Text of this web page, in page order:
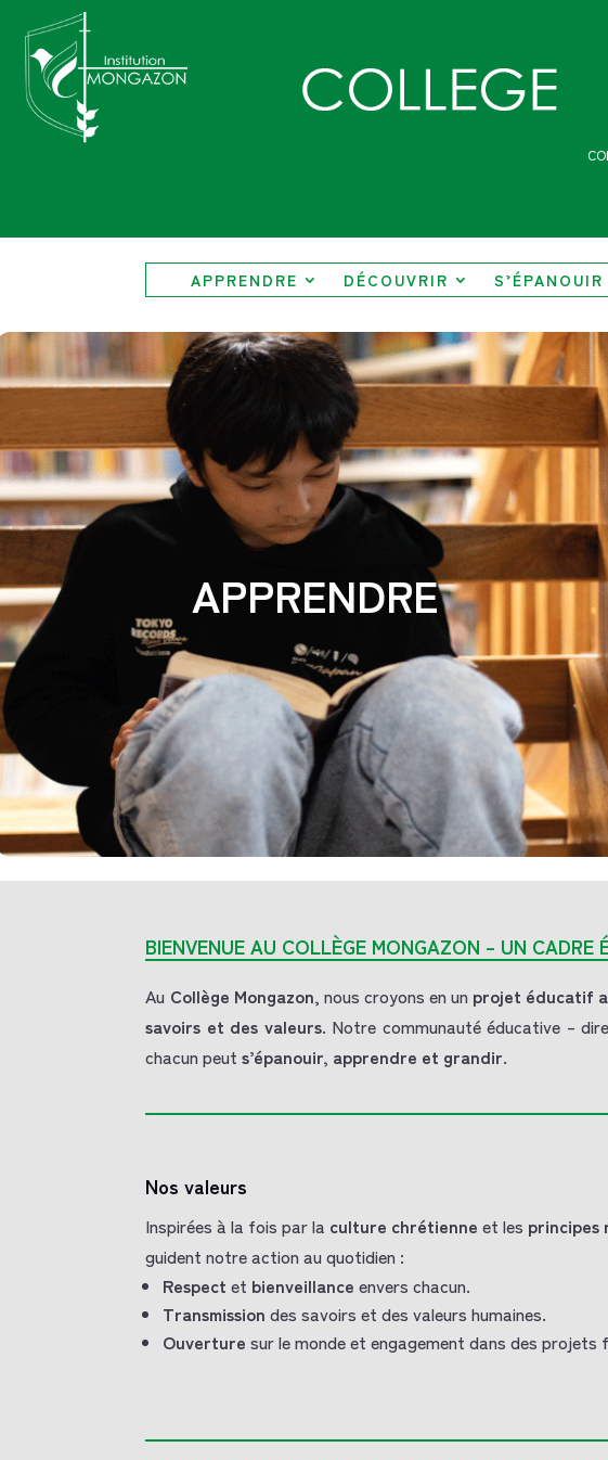
APPRENDRE DÉCOUVRIR S’ÉPANOUIR
APPRENDRE
BIENVENUE AU COLLÈGE MONGAZON – UN CADRE
Au Collège Mongazon, nous croyons en un projet éducatif
savoirs et des valeurs. Notre communauté éducative –
chacun peuts’épanouir, apprendre et grandir.
Nos valeurs
Inspirées à la fois par la culture chrétienne et les principes
guident notre action au quotidien :
Respect et bienveillance envers chacun.
Transmission des savoirs et des valeurs humaines.
Ouverture sur le monde et engagement dans des projets